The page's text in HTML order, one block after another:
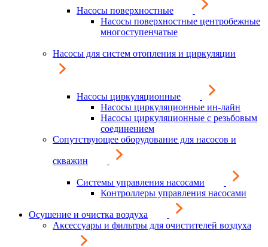
Насосы поверхностные
Насосы поверхностные центробежные
многоступенчатые
Насосы для систем отопления и циркуляции
Насосы циркуляционные
Насосы циркуляционные ин-лайн
Насосы циркуляционные с резьбовым
соединением
Сопутствующее оборудование для насосов и
скважин
Системы управления насосами
Контроллеры управления насосами
Осушение и очистка воздуха
Аксессуары и фильтры для очистителей воздуха